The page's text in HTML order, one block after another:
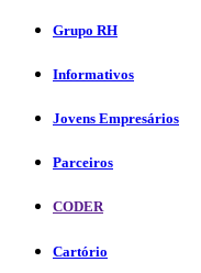
Grupo RH
Informativos
Jovens Empresários
Parceiros
CODER
Cartório